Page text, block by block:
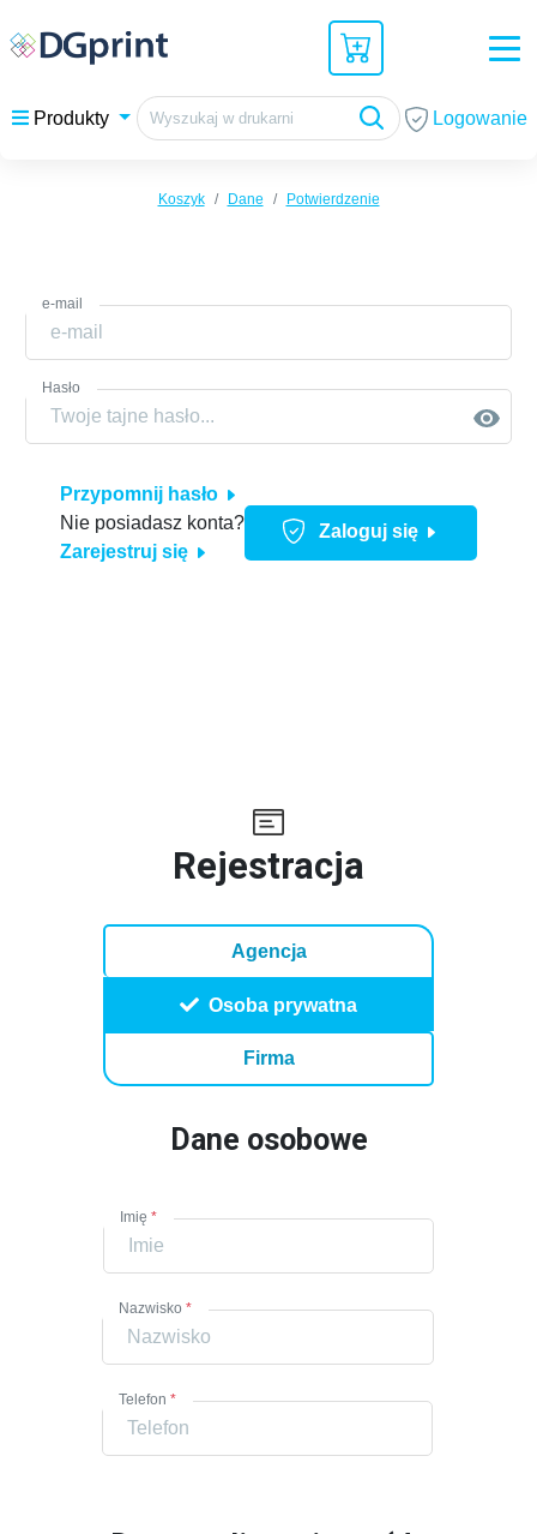
Produkty Logowanie
Koszyk Dane Potwierdzenie
e-mail
Hasło
Przypomnij hasło
Nie posiadasz konta?
Zarejestruj się
Zaloguj się
Rejestracja
Agencja
Osoba prywatna
Firma
Dane osobowe
Imię*
Nazwisko*
Telefon*